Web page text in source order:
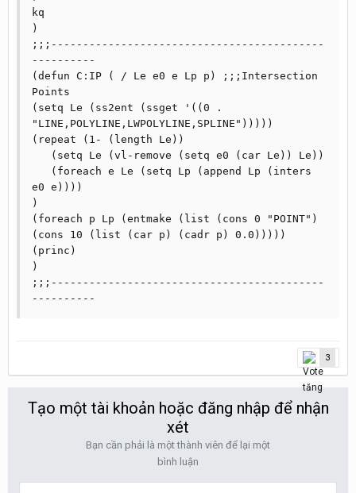
kq
)
;;;-------------------------------------------
----------
(defun C:IP ( / Le e0 e Lp p) ;;;Intersection
Points
(setq Le (ss2ent (ssget '((0 .
"LINE,POLYLINE,LWPOLYLINE,SPLINE")))))
(repeat (1- (length Le))
e0 e))))
)
(foreach p Lp (entmake (list (cons 0 "POINT")
(cons 10 (list (car p) (cadr p) 0.0)))))
(princ)
)
;;;-------------------------------------------
3
Tạo một tài khoản hoặc đăng nhập để nhận
xét
Bạn cần phải là một thành viên để lại một
bình luận